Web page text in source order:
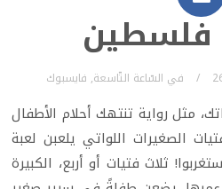
فلسطين
في السّاعة التّاسعة, فايسبوك
مثل رواية تنتهك أحلام الأطفال
الصغيرات اللواتي يلعبن لعبة
ثلاث فتيات أو أربع، الكبيرة